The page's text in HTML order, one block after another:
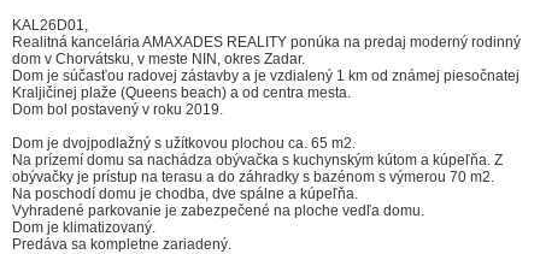
KAL26D01,
Realitná kancelária AMAXADES REALITY ponúka na predaj moderný rodinný
dom v Chorvátsku, v meste NIN, okres Zadar.
Dom je súčasťou radovej zástavby a je vzdialený 1 km od známej piesočnatej
Kraljičinej plaže (Queens beach) a od centra mesta.
Dom bol postavený v roku 2019.
Dom je dvojpodlažný s užítkovou plochou ca. 65 m2.
Na prízemí domu sa nachádza obývačka s kuchynským kútom a kúpeľňa. Z
obývačky je prístup na terasu a do záhradky s bazénom s výmerou 70 m2.
Na poschodí domu je chodba, dve spálne a kúpeľňa.
Vyhradené parkovanie je zabezpečené na ploche vedľa domu.
Dom je klimatizovaný.
Predáva sa kompletne zariadený.